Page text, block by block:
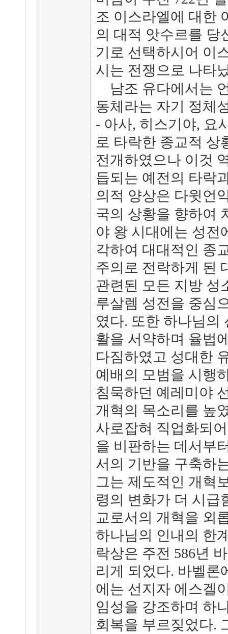
조 이스라엘에 대한
의 대적 앗수르를 당
기로 선택하시어 이
시는 전쟁으로 나타
남조 유다에서는
동체라는 자기 정체
- 아사, 히스기야, 요
로 타락한 종교적 상
전개하였으나 이것
듭되는 예전의 타락
의적 양상은 다윗언
국의 상황을 향하여
야 왕 시대에는 성전
각하여 대대적인 종
주의로 전락하게 된
관련된 모든 지방 성
루살렘 성전을 중심
였다. 또한 하나님의
활을 서약하며 율법
다짐하였고 성대한
예배의 모범을 시행
침묵하던 예레미야
개혁의 목소리를 높
사로잡혀 직업화되
을 비판하는 데서부
서의 기반을 구축하
그는 제도적인 개혁
령의 변화가 더 시급
교로서의 개혁을 외
하나님의 인내의 한
락상은 주전 586년
리게 되었다. 바벨론
에는 선지자 에스겔
임성을 강조하며 하
회복을 부르짖었다.